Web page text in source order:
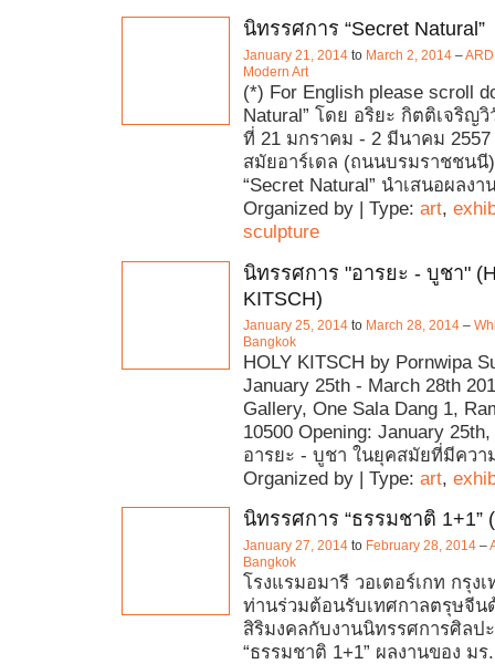
นิทรรศการ “Secret Natural”
January 21, 2014 to March 2, 2014 –
Modern Art
(*) For English please scroll
Natural” โดย อริยะ กิตติเจริญ
ที่ 21 มกราคม - 2 มีนาคม
สมัยอาร์เดล (ถนนบรมราชชนนี
“Secret Natural” นำเสนอผลงา
Organized by | Type: art,
sculpture
นิทรรศการ "อารยะ - บูชา"
KITSCH)
January 25, 2014 to March 28, 2014 –
Bangkok
HOLY KITSCH by Pornwipa
January 25th - March 28th
Gallery, One Sala Dang 1,
10500 Opening: January
อารยะ - บูชา ในยุคสมัยที่มีควา
Organized by | Type: art,
นิทรรศการ “ธรรมชาติ 1+1”
January 27, 2014 to February 28, 2014 –
Bangkok
โรงแรมอมารี วอเตอร์เกท กรุง
ท่านร่วมต้อนรับเทศกาลตรุษจีน
สิริมงคลกับงานนิทรรศการศิลป
“ธรรมชาติ 1+1” ผลงานของ ม